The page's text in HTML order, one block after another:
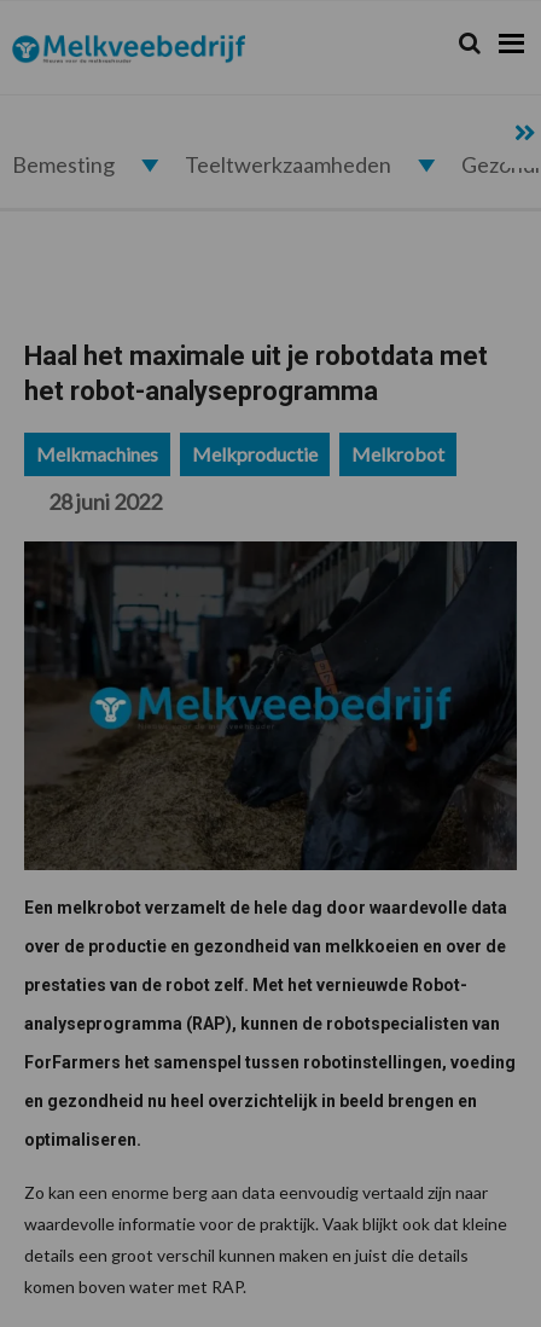
de
hoofdnavigatie
de
hoofd
de
eerste
de
voettekst
Melkveebedrijf.nl Zoeken...
Zoek
Bemesting Teeltwerkzaamheden
Haal het maximale uit je robotdata met
het robot-analyseprogramma
Melkmachines Melkproductie Melkrobot
28 juni 2022
Een melkrobot verzamelt de hele dag door waardevolle data
over de productie en gezondheid van melkkoeien en over de
prestaties van de robot zelf. Met het vernieuwde Robot-
analyseprogramma (RAP), kunnen de robotspecialisten van
ForFarmers het samenspel tussen robotinstellingen, voeding
en gezondheid nu heel overzichtelijk in beeld brengen en
optimaliseren.
Zo kan een enorme berg aan data eenvoudig vertaald zijn naar
waardevolle informatie voor de praktijk. Vaak blijkt ook dat kleine
details een groot verschil kunnen maken en juist die details
komen boven water met RAP.